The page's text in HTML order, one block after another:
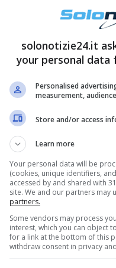
posta spesso
negli anni scorsi, ha
cucina
, uno dei posti
dalla
numerosi forni e
tranquillità,
le news
solonotizie24.it
your personal data
Personalised
measurement,
Store and/or access
Learn more
Your personal data will be
(cookies, unique identifiers,
accessed by and shared with
site. We and our partners may
partners.
Some vendors may process
interest, which you can object
for a link at the bottom of this
withdraw consent in privacy